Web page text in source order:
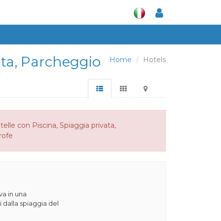
Home Hotels
Parcheggio
con Piscina, Spiaggia privata,
in una
dalla spiaggia del